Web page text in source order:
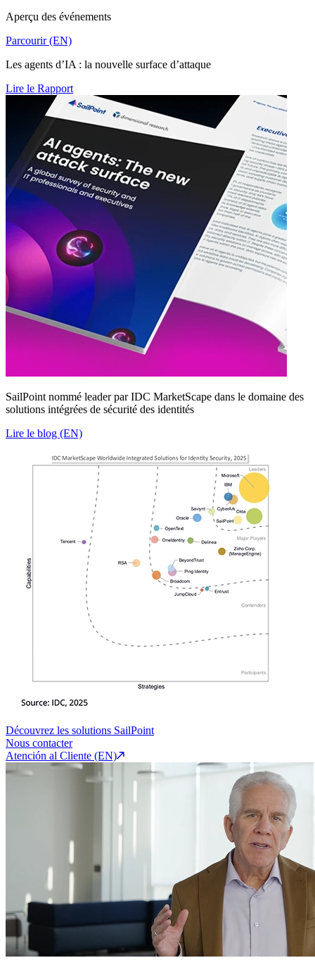
Aperçu des événements
Parcourir (EN)
Les agents d’IA : la nouvelle surface d’attaque
Lire le Rapport
SailPoint nommé leader par IDC MarketScape dans le domaine des
solutions intégrées de sécurité des identités
Lire le blog (EN)
Découvrez les solutions SailPoint
Nous contacter
Atención al Cliente (EN)